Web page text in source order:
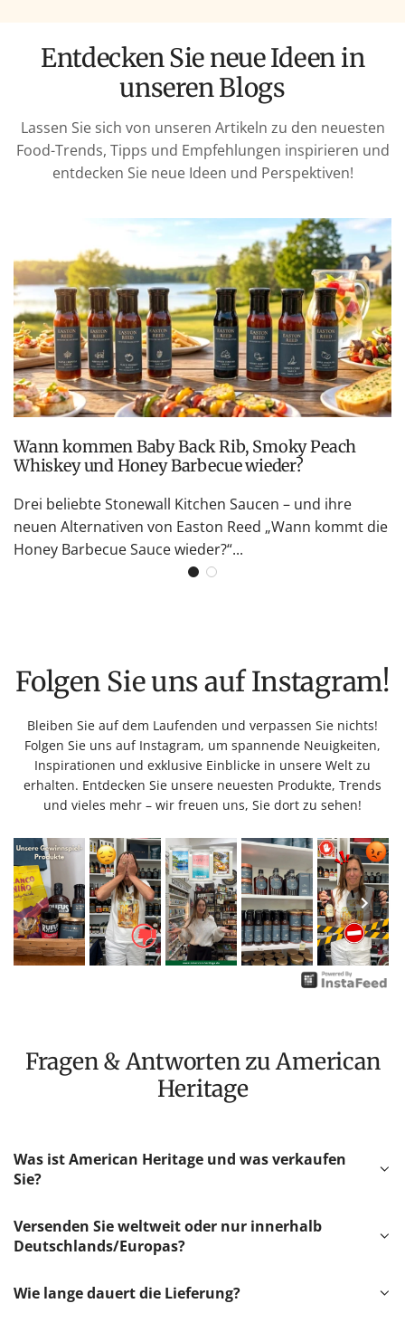
Entdecken Sie neue Ideen in
unseren Blogs
Lassen Sie sich von unseren Artikeln zu den neuesten
Food-Trends, Tipps und Empfehlungen inspirieren und
entdecken Sie neue Ideen und Perspektiven!
Wann kommen Baby Back Rib, Smoky Peach
Whiskey und Honey Barbecue wieder?
Drei beliebte Stonewall Kitchen Saucen – und ihre
neuen Alternativen von Easton Reed „Wann kommt die
Honey Barbecue Sauce wieder?“...
Folgen Sie uns auf Instagram!
Bleiben Sie auf dem Laufenden und verpassen Sie nichts!
Folgen Sie uns auf Instagram, um spannende Neuigkeiten,
Inspirationen und exklusive Einblicke in unsere Welt zu
erhalten. Entdecken Sie unsere neuesten Produkte, Trends
und vieles mehr – wir freuen uns, Sie dort zu sehen!
Fragen & Antworten zu American
Heritage
Was ist American Heritage und was verkaufen
Sie?
Versenden Sie weltweit oder nur innerhalb
Deutschlands/Europas?
Wie lange dauert die Lieferung?